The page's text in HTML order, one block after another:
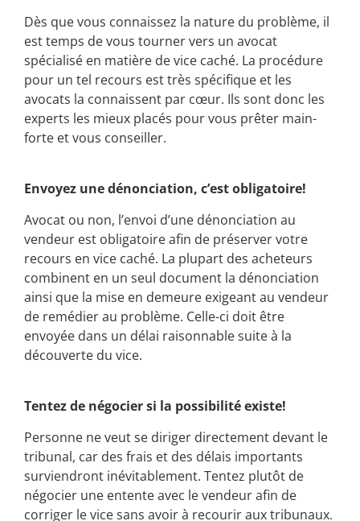
Dès que vous connaissez la nature du problème, il
est temps de vous tourner vers un avocat
spécialisé en matière de vice caché. La procédure
pour un tel recours est très spécifique et les
avocats la connaissent par cœur. Ils sont donc les
experts les mieux placés pour vous prêter main-
forte et vous conseiller.
Envoyez une dénonciation, c’est obligatoire!
Avocat ou non, l’envoi d’une dénonciation au
vendeur est obligatoire afin de préserver votre
recours en vice caché. La plupart des acheteurs
combinent en un seul document la dénonciation
ainsi que la mise en demeure exigeant au vendeur
de remédier au problème. Celle-ci doit être
envoyée dans un délai raisonnable suite à la
découverte du vice.
Tentez de négocier si la possibilité existe!
Personne ne veut se diriger directement devant le
tribunal, car des frais et des délais importants
surviendront inévitablement. Tentez plutôt de
négocier une entente avec le vendeur afin de
corriger le vice sans avoir à recourir aux tribunaux.